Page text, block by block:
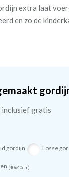
extra laat
en zo de
inclusief gratis
gordijn Losse
(40x40cm)